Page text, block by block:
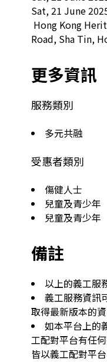
Sat, 21 June
Road, Sha Tin,
更多資訊
服務類別
多元共融
受惠者類別
傷健人士
兒童及青少年
兒童及青少年
備註
以上的義工服
義工服務資訊
取得最新版本的
如本平台上的
工配對平台有任
皆以義工配對平